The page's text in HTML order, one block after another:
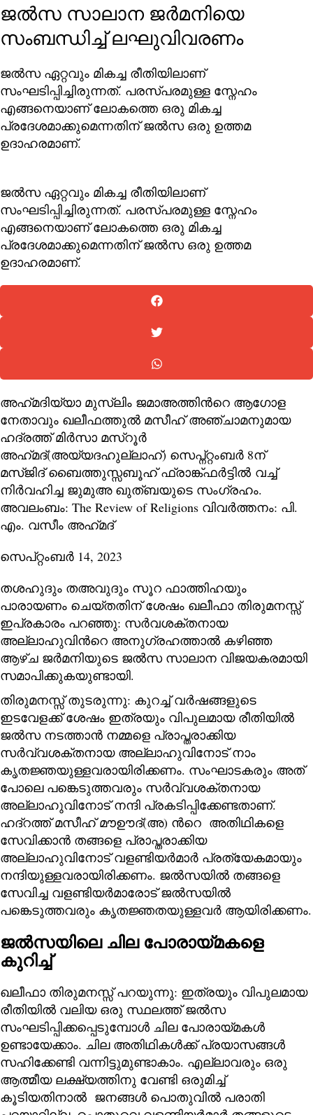
ജല്‍സ സാലാന ജര്‍മനിയെ
സംബന്ധിച്ച് ലഘുവിവരണം
ജൽസ ഏറ്റവും മികച്ച രീതിയിലാണ്
സംഘടിപ്പിച്ചിരുന്നത്. പരസ്പരമുള്ള സ്നേഹം
എങ്ങനെയാണ് ലോകത്തെ ഒരു മികച്ച
പ്രദേശമാക്കുമെന്നതിന് ജൽസ ഒരു ഉത്തമ
ഉദാഹരമാണ്.
ജൽസ ഏറ്റവും മികച്ച രീതിയിലാണ്
സംഘടിപ്പിച്ചിരുന്നത്. പരസ്പരമുള്ള സ്നേഹം
എങ്ങനെയാണ് ലോകത്തെ ഒരു മികച്ച
പ്രദേശമാക്കുമെന്നതിന് ജൽസ ഒരു ഉത്തമ
ഉദാഹരമാണ്.
അഹ്‌മദിയ്യാ മുസ്‌ലിം ജമാഅത്തിന്‍റെ ആഗോള
നേതാവും ഖലീഫത്തുല്‍ മസീഹ് അഞ്ചാമനുമായ
ഹദ്രത്ത് മിര്‍സാ മസ്റൂര്‍
അഹ്‌മദ്(അയ്യദഹുല്ലാഹ്) സെപ്ന്റ്റംബര്‍ 8ന്
മസ്ജിദ് ബൈത്തുസ്സബൂഹ് ഫ്രാങ്ക്ഫര്‍ട്ടില്‍ വച്ച്
നിര്‍വഹിച്ച ജുമുഅ ഖുത്ബയുടെ സംഗ്രഹം.
അവലംബം: The Review of Religions വിവര്‍ത്തനം: പി.
എം. വസീം അഹ്‌മദ്
സെപ്റ്റംബര്‍ 14, 2023
തശഹുദും തഅവുദും സൂറ ഫാത്തിഹയും
പാരായണം ചെയ്തതിന് ശേഷം ഖലീഫാ തിരുമനസ്സ്
ഇപ്രകാരം പറഞ്ഞു: സർവശക്തനായ
അല്ലാഹുവിന്‍റെ അനുഗ്രഹത്താൽ കഴിഞ്ഞ
ആഴ്ച ജർമനിയുടെ ജൽസ സാലാന വിജയകരമായി
സമാപിക്കുകയുണ്ടായി.
തിരുമനസ്സ് തുടരുന്നു: കുറച്ച് വര്‍ഷങ്ങളുടെ
ഇടവേളക്ക് ശേഷം ഇത്രയും വിപുലമായ രീതിയിൽ
ജൽസ നടത്താൻ നമ്മളെ പ്രാപ്തരാക്കിയ
സർവ്വശക്തനായ അല്ലാഹുവിനോട് നാം
കൃതജ്ഞയുള്ളവരായിരിക്കണം. സംഘാടകരും അത്
പോലെ പങ്കെടുത്തവരും സർവ്വശക്തനായ
അല്ലാഹുവിനോട് നന്ദി പ്രകടിപ്പിക്കേണ്ടതാണ്.
ഹദ്റത്ത് മസീഹ് മൗഊദ്(അ) ന്‍റെ അതിഥികളെ
സേവിക്കാൻ തങ്ങളെ പ്രാപ്തരാക്കിയ
അല്ലാഹുവിനോട് വളണ്ടിയർമാർ പ്രത്യേകമായും
നന്ദിയുള്ളവരായിരിക്കണം. ജൽസയിൽ തങ്ങളെ
സേവിച്ച വളണ്ടിയർമാരോട് ജല്‍സയിൽ
പങ്കെടുത്തവരും കൃതജ്ഞതയുള്ളവർ ആയിരിക്കണം.
ജൽസയിലെ ചില പോരായ്മകളെ
കുറിച്ച്
ഖലീഫാ തിരുമനസ്സ് പറയുന്നു: ഇത്രയും വിപുലമായ
രീതിയിൽ വലിയ ഒരു സ്ഥലത്ത് ജൽസ
സംഘടിപ്പിക്കപ്പെടുമ്പോൾ ചില പോരായ്മകൾ
ഉണ്ടായേക്കാം. ചില അതിഥികൾക്ക് പ്രയാസങ്ങൾ
സഹിക്കേണ്ടി വന്നിട്ടുമുണ്ടാകാം. എല്ലാവരും ഒരു
ആത്മീയ ലക്ഷ്യത്തിനു വേണ്ടി ഒരുമിച്ച്
കൂടിയതിനാൽ ജനങ്ങൾ പൊതുവിൽ പരാതി